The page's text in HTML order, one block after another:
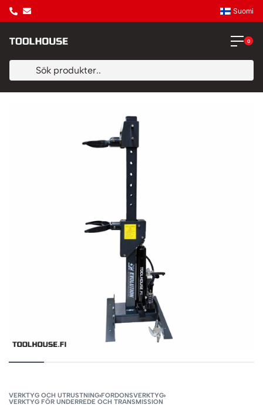
Suomi
0
VERKTYG OCH UTRUSTNING›FORDONSVERKTYG›
VERKTYG FÖR UNDERREDE OCH TRANSMISSION